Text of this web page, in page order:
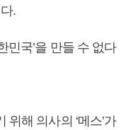
.
민국’을 만들 수 없다
해 의사의 ‘메스’가